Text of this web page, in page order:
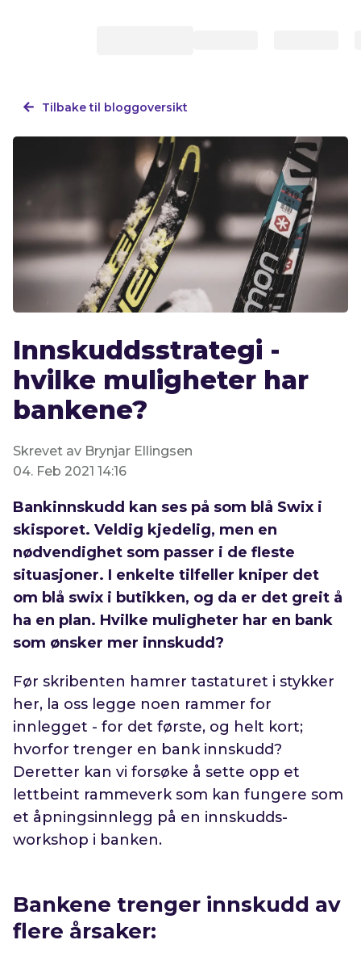
Tilbake til bloggoversikt
Innskuddsstrategi -
hvilke muligheter har
bankene?
Skrevet av Brynjar Ellingsen
04. Feb 2021 14:16
Bankinnskudd kan ses på som blå Swix i
skisporet. Veldig kjedelig, men en
nødvendighet som passer i de fleste
situasjoner. I enkelte tilfeller kniper det
om blå swix i butikken, og da er det greit å
ha en plan. Hvilke muligheter har en bank
som ønsker mer innskudd?
Før skribenten hamrer tastaturet i stykker
her, la oss legge noen rammer for
innlegget - for det første, og helt kort;
hvorfor trenger en bank innskudd?
Deretter kan vi forsøke å sette opp et
lettbeint rammeverk som kan fungere som
et åpningsinnlegg på en innskudds-
workshop i banken.
Bankene trenger innskudd av
flere årsaker: